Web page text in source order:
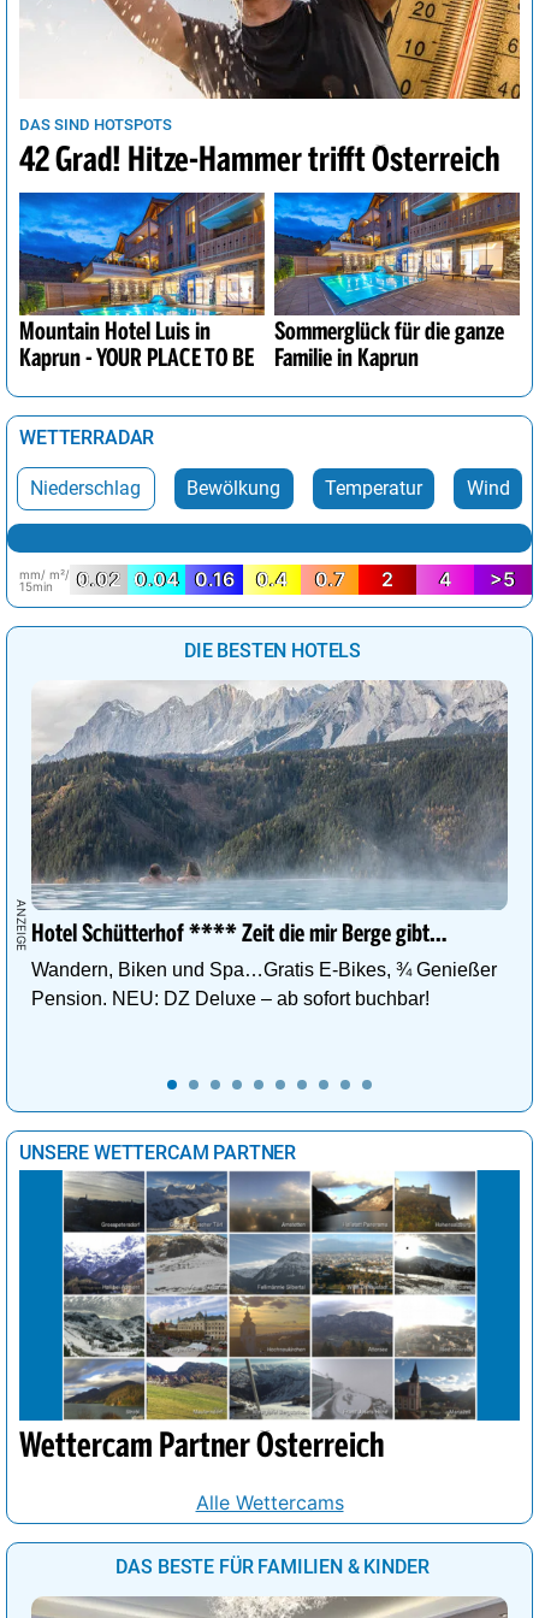
DAS SIND HOTSPOTS
42 Grad! Hitze-Hammer trifft Österreich
Mountain Hotel Luis in
Kaprun - YOUR PLACE TO BE
Sommerglück für die ganze
Familie in Kaprun
WETTERRADAR
Niederschlag Bewölkung Temperatur Wind
mm/ m²/
15min
0.02 0.04 0.16 0.4 0.7 2 4 >5
DIE BESTEN HOTELS
Hotel Schütterhof **** Zeit die mir Berge gibt…
Wandern, Biken und Spa…Gratis E-Bikes, ¾ Genießer
Pension. NEU: DZ Deluxe – ab sofort buchbar!
UNSERE WETTERCAM PARTNER
Wettercam Partner Österreich
Alle Wettercams
DAS BESTE FÜR FAMILIEN & KINDER